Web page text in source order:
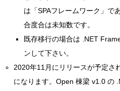
は「SPAフレームワーク」で
合度合は未知数です。
既存移行の場合は .NET
ンして下さい。
2020年11月にリリースが予定さ
になります。Open 棟梁 v1.0 の